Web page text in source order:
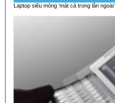
Laptop siêu mỏng ‘mát cả trong lẫn ngoài’